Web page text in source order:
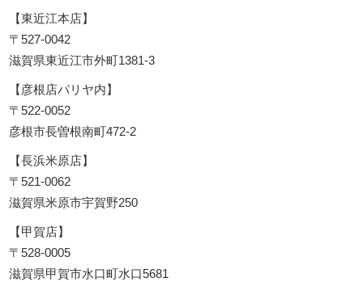
【東近江本店】
〒527-0042
滋賀県東近江市外町1381-3
【彦根店パリヤ内】
〒522-0052
彦根市長曽根南町472-2
【長浜米原店】
〒521-0062
滋賀県米原市宇賀野250
【甲賀店】
〒528-0005
滋賀県甲賀市水口町水口5681